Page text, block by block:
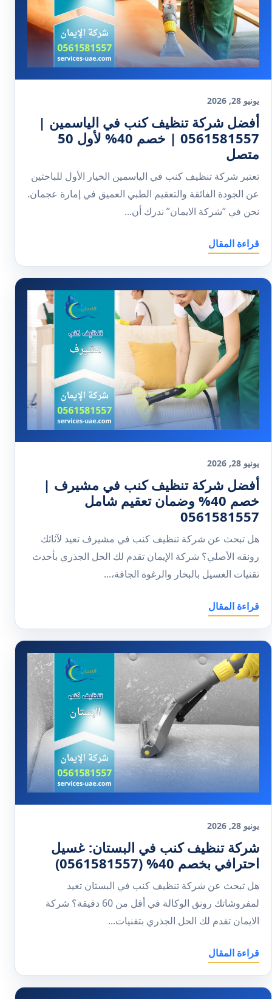
يونيو 28, 2026
أفضل شركة تنظيف كنب في الياسمين |
0561581557 | خصم 40% لأول 50
متصل
تعتبر شركة تنظيف كنب في الياسمين الخيار الأول للباحثين
عن الجودة الفائقة والتعقيم الطبي العميق في إمارة عجمان.
نحن في “شركة الايمان” ندرك أن...
قراءة المقال
يونيو 28, 2026
أفضل شركة تنظيف كنب في مشيرف |
خصم 40% وضمان تعقيم شامل
0561581557
هل تبحث عن شركة تنظيف كنب في مشيرف تعيد لآثاثك
رونقه الأصلي؟ شركة الإيمان تقدم لك الحل الجذري بأحدث
تقنيات الغسيل بالبخار والرغوة الجافة،...
قراءة المقال
يونيو 28, 2026
شركة تنظيف كنب في البستان: غسيل
احترافي بخصم 40% (0561581557)
هل تبحث عن شركة تنظيف كنب في البستان تعيد
لمفروشاتك رونق الوكالة في أقل من 60 دقيقة؟ شركة
الايمان تقدم لك الحل الجذري بتقنيات...
قراءة المقال